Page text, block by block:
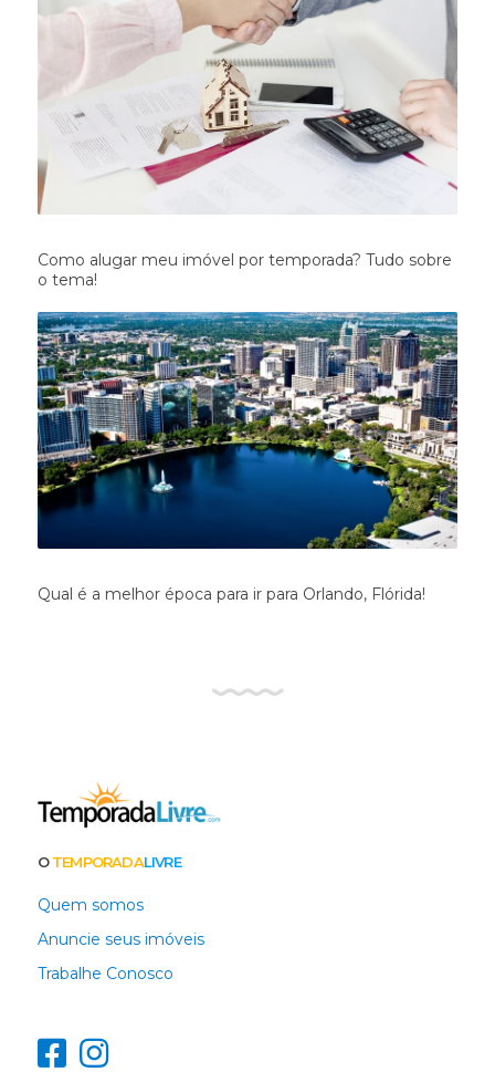
Como alugar meu imóvel por temporada? Tudo sobre
o tema!
Qual é a melhor época para ir para Orlando, Flórida!
OTEMPORADALIVRE
Quem somos
Anuncie seus imóveis
Trabalhe Conosco